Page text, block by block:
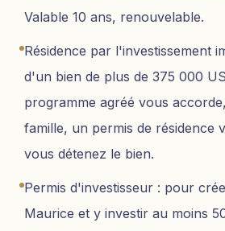
Valable 10 ans, renouvelable.
Résidence par l'investissement
d'un bien de plus de 375 000
programme agréé vous
famille, un permis de résidence
vous détenez le bien.
Permis d'investisseur : pour
Maurice et y investir au moins